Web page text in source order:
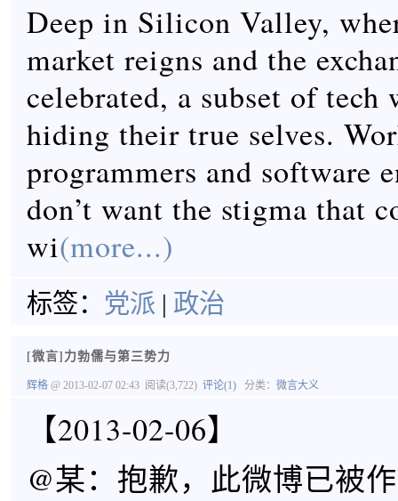
Deep in Silicon Valley,
market reigns and the
celebrated, a subset of tech
hiding their true selves.
programmers and software
don’t want the stigma that
wi(more...)
标签： 党派 | 政治
[微言]力勃儒与第三势力
辉格 @ 2013-02-07 02:43 阅读(3,722) 评论(1) 分类： 微言大义
【2013-02-06】
@某：抱歉，此微博已被